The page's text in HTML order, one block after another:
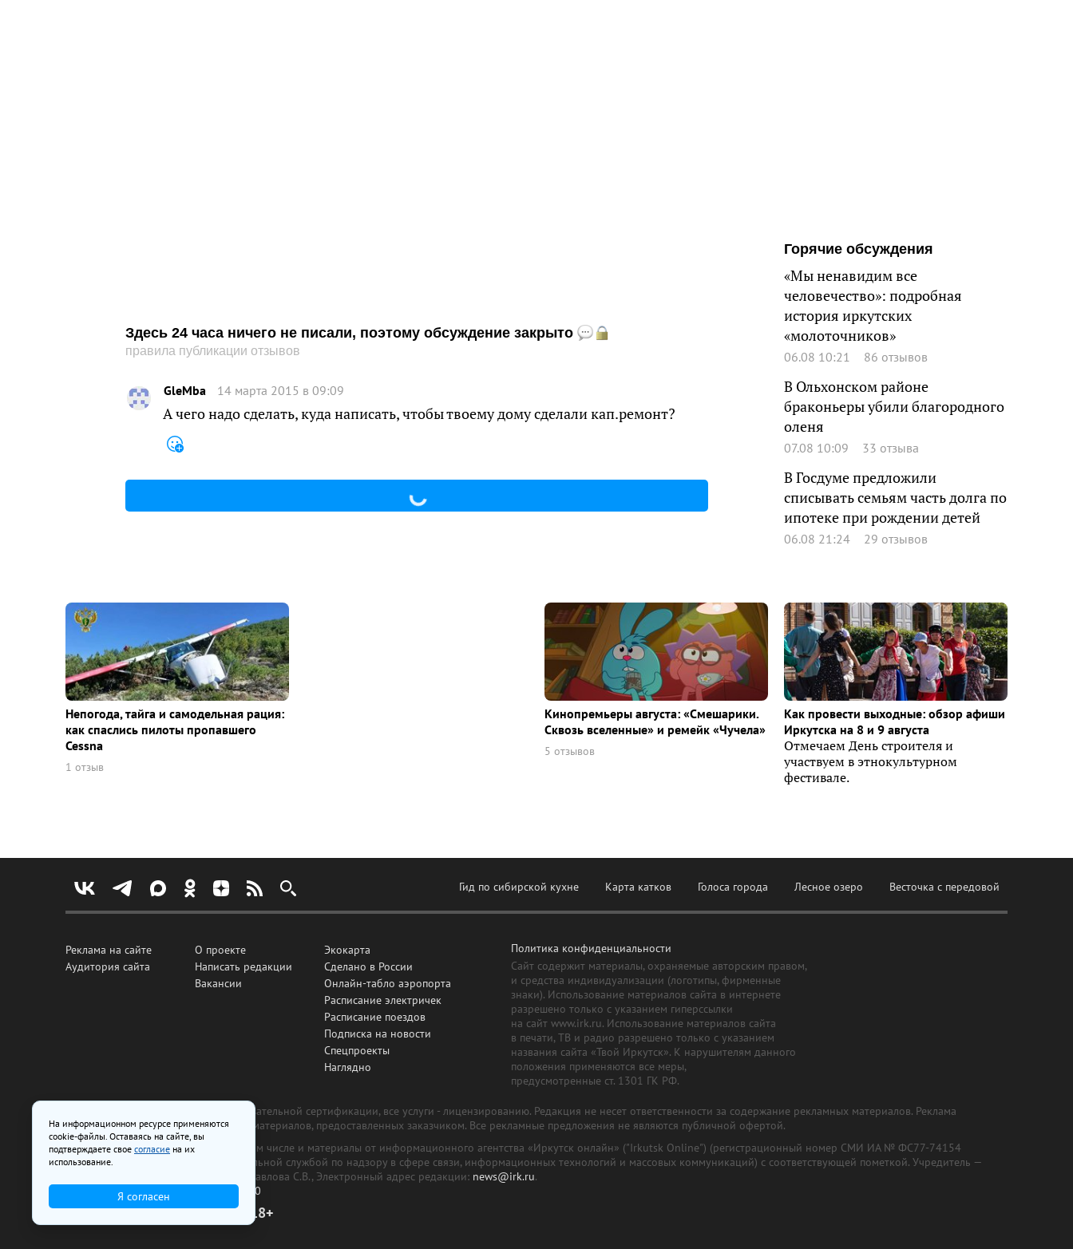
Здесь 24 часа ничего не писали, поэтому обсуждение закрыто
правила публикации отзывов
GleMba 14 марта 2015 в 09:09
А чего надо сделать, куда написать, чтобы твоему дому сделали кап.ремонт?
Горячие обсуждения
«Мы ненавидим все
человечество»: подробная
история иркутских
«молоточников»
06.08 10:21 86 отзывов
В Ольхонском районе
браконьеры убили благородного
оленя
07.08 10:09 33 отзыва
В Госдуме предложили
списывать семьям часть долга по
ипотеке при рождении детей
06.08 21:24 29 отзывов
Непогода, тайга и самодельная рация:
как спаслись пилоты пропавшего
Cessna
1 отзыв
Кинопремьеры августа: «Смешарики.
Сквозь вселенные» и ремейк «Чучела»
5 отзывов
Как провести выходные: обзор афиши
Иркутска на 8 и 9 августа
Отмечаем День строителя и
участвуем в этнокультурном
фестивале.
Гид по сибирской кухне Карта катков Голоса города Лесное озеро Весточка с передовой
Реклама на сайте
Аудитория сайта
О проекте
Написать редакции
Вакансии
Экокарта
Сделано в России
Онлайн-табло аэропорта
Расписание электричек
Расписание поездов
Подписка на новости
Спецпроекты
Наглядно
Политика конфиденциальности
Сайт содержит материалы, охраняемые авторским правом,
и средства индивидуализации (логотипы, фирменные
знаки). Использование материалов сайта в интернете
разрешено только с указанием гиперссылки
на сайт www.irk.ru. Использование материалов сайта
в печати, ТВ и радио разрешено только с указанием
названия сайта «Твой Иркутск». К нарушителям данного
положения применяются все меры,
предусмотренные ст. 1301 ГК РФ.
Все рекламные товары подлежат обязательной сертификации, все услуги - лицензированию. Редакция не несет ответственности за содержание рекламных материалов. Реклама
изготовлена и размещена на основе материалов, предоставленных заказчиком. Все рекламные предложения не являются публичной офертой.
На сайте www.irk.ru размещаются в том числе и материалы от информационного агентства «Иркутск онлайн» ("Irkutsk Online") (регистрационный номер СМИ ИА № ФС77-74154
от 29 октября 2018 г., выдан Федеральной службой по надзору в сфере связи, информационных технологий и массовых коммуникаций) с соответствующей пометкой. Учредитель —
ООО «Ирк.ру». Главный редактор — Павлова С.В., Электронный адрес редакции: news@irk.ru.
Телефон редакции:
+7 (3952) 48-88-50
18+
На информационном ресурсе применяются
cookie-файлы. Оставаясь на сайте, вы
подтверждаете свое согласие на их
использование.
Я согласен